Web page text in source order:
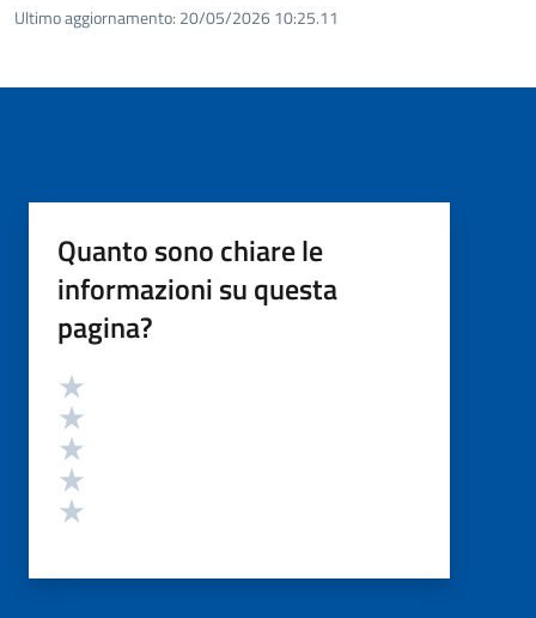
Ultimo aggiornamento: 20/05/2026 10:25.11
Quanto sono chiare le
informazioni su questa
pagina?
Valutazione